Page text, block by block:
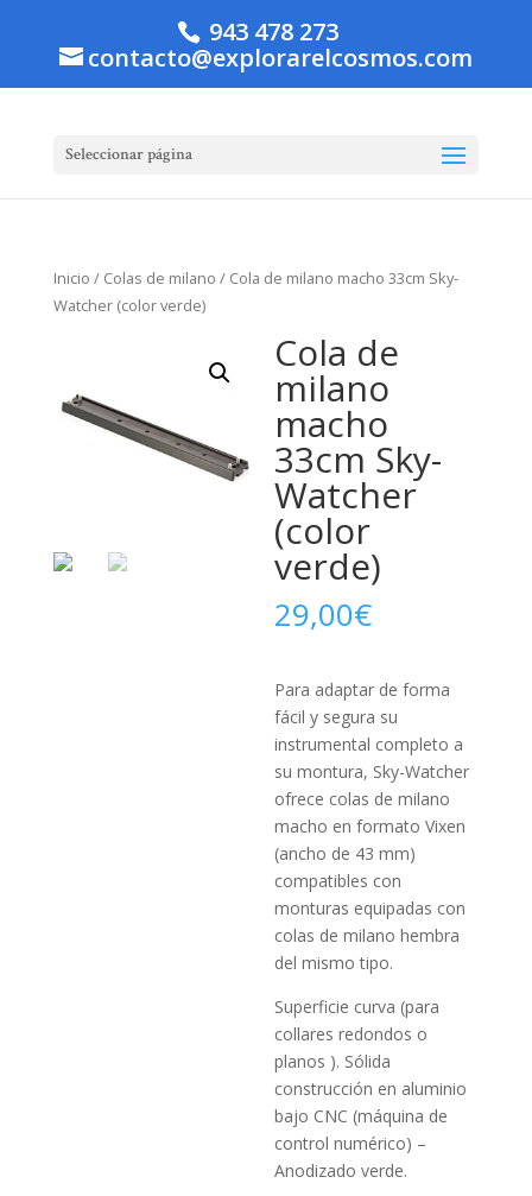
943 478 273
contacto@explorarelcosmos.com
Seleccionar página
Inicio / Colas de milano / Cola de milano macho 33cm Sky-
Watcher (color verde)
Cola de
milano
macho
33cm Sky-
Watcher
(color
verde)
29,00€
Para adaptar de forma
fácil y segura su
instrumental completo a
su montura, Sky-Watcher
ofrece colas de milano
macho en formato Vixen
(ancho de 43 mm)
compatibles con
monturas equipadas con
colas de milano hembra
del mismo tipo.
Superficie curva (para
collares redondos o
planos ). Sólida
construcción en aluminio
bajo CNC (máquina de
control numérico) –
Anodizado verde.